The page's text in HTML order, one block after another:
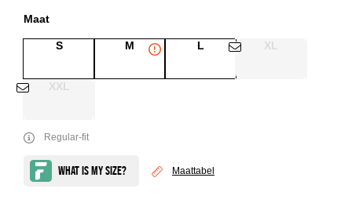
Maat
S M L XL
XXL
Maattabel
Regular-fit